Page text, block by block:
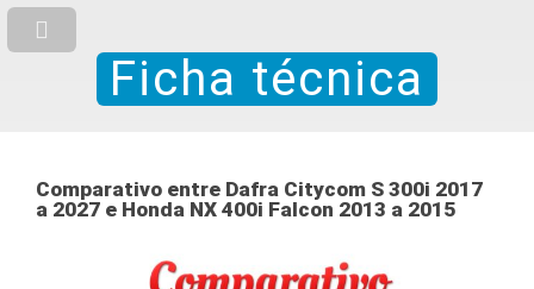
Ficha técnica
Comparativo entre Dafra Citycom S 300i 2017
a 2027 e Honda NX 400i Falcon 2013 a 2015